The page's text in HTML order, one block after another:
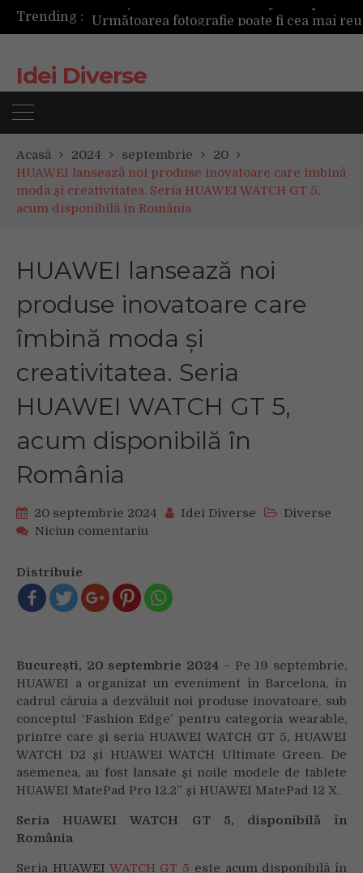
Trending :
Următoarea fotografie poate fi cea mai reușită de până acum
Mașinile de spălat și uscătoarele bazate pe inteligență artificială îți cunosc hainele mai bine decât tine
Idei Diverse
Acasă 2024 septembrie
20
HUAWEI lansează noi produse inovatoare care îmbină
moda și creativitatea. Seria HUAWEI WATCH GT 5,
acum disponibilă în România
HUAWEI lansează noi
produse inovatoare care
îmbină moda și
creativitatea. Seria
HUAWEI WATCH GT 5,
acum disponibilă în
România
20 septembrie 2024 Idei Diverse
Diverse
Niciun comentariu
noi
produse
inovatoare
moda
și
creativitatea.
Seria
HUAWEI
WATCH
GT
5,
disponibilă
Distribuie
București, 20 septembrie 2024– Pe 19 septembrie,
HUAWEI a organizat un eveniment în Barcelona, în
cadrul căruia a dezvăluit noi produse inovatoare, sub
conceptul ‘Fashion Edge’ pentru categoria wearable,
printre care și seria HUAWEI WATCH GT 5, HUAWEI
WATCH D2 și HUAWEI WATCH Ultimate Green. De
asemenea, au fost lansate și noile modele de tablete
HUAWEI MatePad Pro 12.2” și HUAWEI MatePad 12 X.
Seria HUAWEI WATCH GT 5, disponibilă în
România
Seria HUAWEI WATCH GT 5 este acum disponibilă în